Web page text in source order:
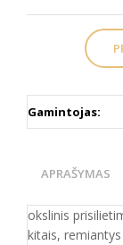
Gamintojas:
APRAŠYMAS
okslinis
kitais,